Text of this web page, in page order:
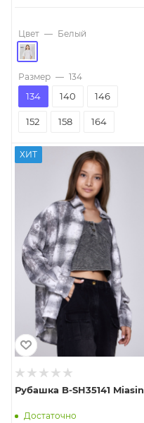
Цвет — Белый
Размер — 134
134 140 146
152 158 164
ХИТ
Рубашка B-SH35141 Miasin
Достаточно